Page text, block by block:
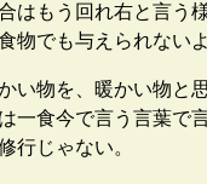
はもう回れ右と言
でも与えられない
物を、暖かい物と
食今で言う言葉で
行じゃない。